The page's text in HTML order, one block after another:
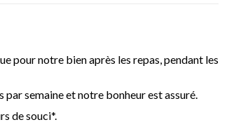
pour notre bien après les repas, pendant les
semaine et notre bonheur est assuré.
de souci*.